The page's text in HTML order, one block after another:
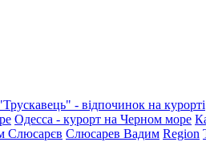
- відпочинок на курорті
Одесса - курорт на Черном море
Слюсарєв Слюсарев Вадим Region